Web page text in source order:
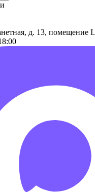
д. 13, помещение I.